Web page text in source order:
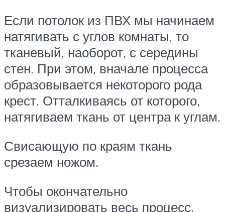
Если потолок из ПВХ мы начинаем
натягивать с углов комнаты, то
тканевый, наоборот, с середины
стен. При этом, вначале процесса
образовывается некоторого рода
крест. Отталкиваясь от которого,
натягиваем ткань от центра к углам.
Свисающую по краям ткань
срезаем ножом.
Чтобы окончательно
визуализировать весь процесс,